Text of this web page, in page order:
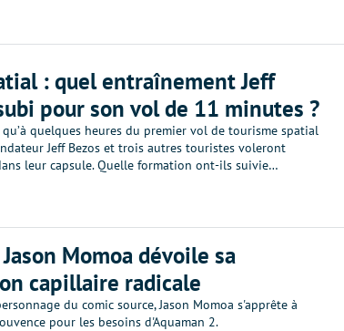
: quel entraînement Jeff
pour son vol de 11 minutes ?
quelques heures du premier vol de tourisme spatial
Jeff Bezos et trois autres touristes voleront
leur capsule. Quelle formation ont-ils suivie…
Momoa dévoile sa
capillaire radicale
du comic source, Jason Momoa s'apprête à
pour les besoins d'Aquaman 2.